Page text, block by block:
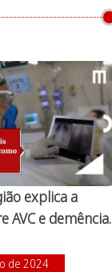
explica a
AVC e demência.
de 2024